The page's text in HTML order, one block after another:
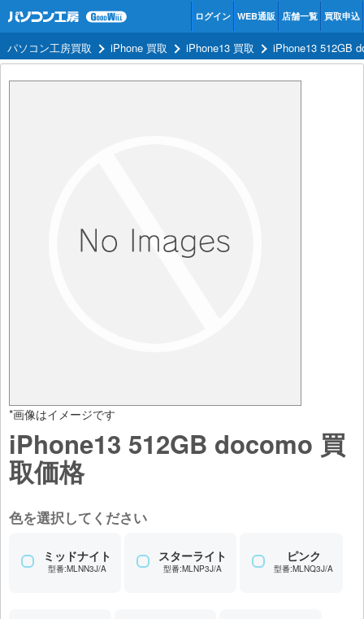
ログイン WEB通販 店舗一覧 買取申込
パソコン工房買取 iPhone 買取 iPhone13 買取 iPhone13 512GB
*画像はイメージです
iPhone13 512GB docomo 買
取価格
色を選択してください
ミッドナイト
型番:MLNN3J/A
スターライト
型番:MLNP3J/A
ピンク
型番:MLNQ3J/A